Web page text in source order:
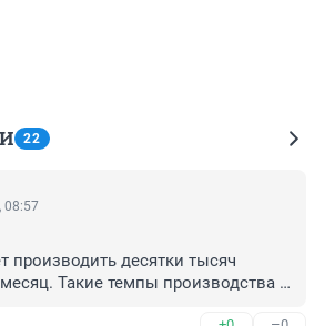
22
08:57
производить десятки тысяч
Такие темпы производства